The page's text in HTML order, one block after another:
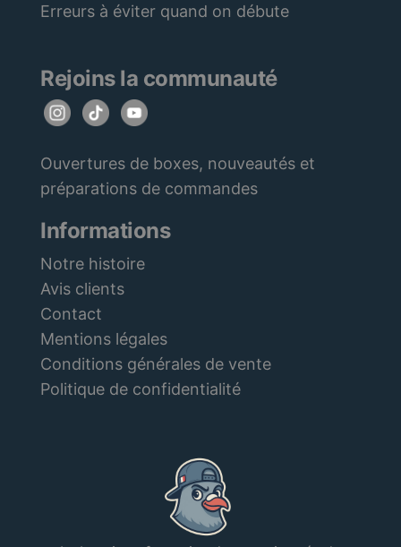
Erreurs à éviter quand on débute
Rejoins la communauté
Ouvertures de boxes, nouveautés et
préparations de commandes
Informations
Notre histoire
Avis clients
Contact
Mentions légales
Conditions générales de vente
Politique de confidentialité